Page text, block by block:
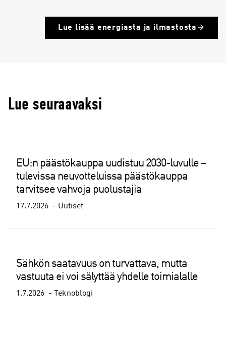
Lue lisää energiasta ja ilmastosta
Lue seuraavaksi
EU:n päästökauppa uudistuu 2030-luvulle –
tulevissa neuvotteluissa päästökauppa
tarvitsee vahvoja puolustajia
17.7.2026 Uutiset
Sähkön saatavuus on turvattava, mutta
vastuuta ei voi sälyttää yhdelle toimialalle
1.7.2026 Teknoblogi